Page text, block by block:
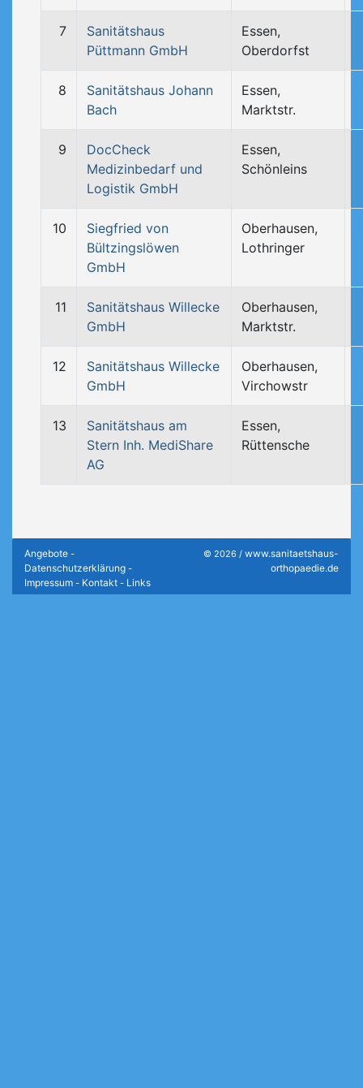
7
Sanitätshaus
Püttmann GmbH
Essen,
Oberdorfst
8
Sanitätshaus Johann
Bach
Essen,
Marktstr.
9
DocCheck
Medizinbedarf und
Logistik GmbH
Essen,
Schönleins
10
Siegfried von
Bültzingslöwen
GmbH
Oberhausen,
Lothringer
11
Sanitätshaus Willecke
GmbH
Oberhausen,
Marktstr.
12
Sanitätshaus Willecke
GmbH
Oberhausen,
Virchowstr
13
Sanitätshaus am
Stern Inh. MediShare
AG
Essen,
Rüttensche
Angebote -
Datenschutzerklärung -
Impressum - Kontakt - Links
© 2026 / www.sanitaetshaus-
orthopaedie.de